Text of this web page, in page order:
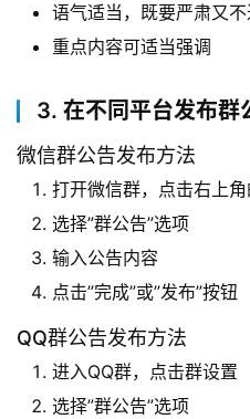
语气适当，既要严肃又
重点内容可适当强调
3. 在不同平台发布群
微信群公告发布方法
打开微信群，点击右上角
选择”群公告”选项
输入公告内容
点击”完成”或”发布”按钮
QQ群公告发布方法
进入QQ群，点击群设置
选择”群公告”选项